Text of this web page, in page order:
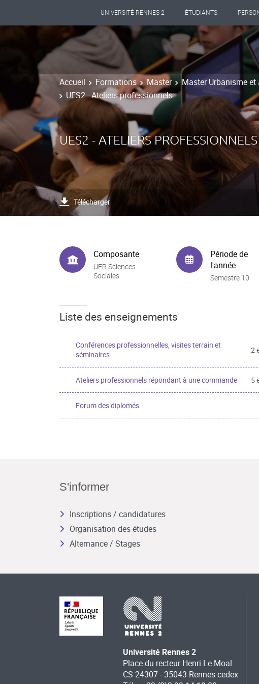
UNIVERSITÉ RENNES 2 ÉTUDIANTS
Accueil Formations Master Master Urbanisme
UES2 - Ateliers professionnels
UES2 - ATELIERS PROFESSIONNELS
Télécharger
Composante
UFR Sciences
Sociales
Période de
l'année
Semestre 10
Liste des enseignements
Conférences professionnelles, visites terrain et
séminaires
2
Ateliers professionnels répondant à une commande 5
Forum des diplomés
S'informer
Inscriptions / candidatures
Organisation des études
Alternance / Stages
Université Rennes 2
Place du recteur Henri Le Moal
CS 24307 - 35043 Rennes cedex